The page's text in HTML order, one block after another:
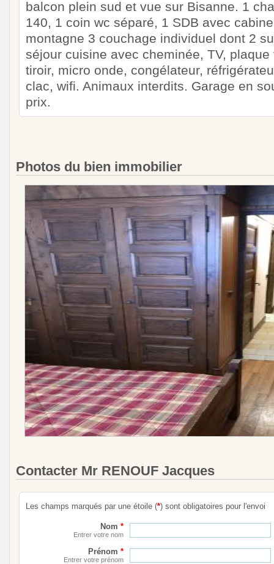
balcon plein sud et vue sur Bisanne. 1
140, 1 coin wc séparé, 1 SDB avec
montagne 3 couchage individuel dont 2
séjour cuisine avec cheminée, TV,
tiroir, micro onde, congélateur,
clac, wifi. Animaux interdits. Garage en
prix.
Photos du bien immobilier
Contacter Mr RENOUF Jacques
Les champs marqués par une étoile (*) sont obligatoires pour l'envoi
Nom *
Entrer votre nom
Prénom *
Entrer votre prénom